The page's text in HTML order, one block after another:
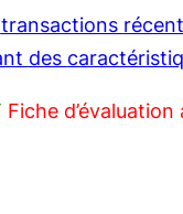
transactions
des
Fiche